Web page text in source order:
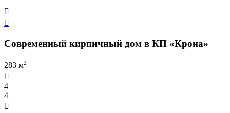


Современный кирпичный дом в КП «Крона»
283 м2

4
4
